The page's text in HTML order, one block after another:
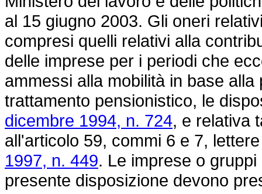
al 15 giugno 2003. Gli oneri
compresi quelli relativi alla
delle imprese per i periodi che
ammessi alla mobilità in base
trattamento pensionistico, le
dicembre 1994, n. 724, e relativa
all'articolo 59, commi 6 e 7,
1997, n. 449. Le imprese o
presente disposizione devono